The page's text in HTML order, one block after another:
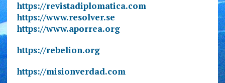
https://revistadiplomatica.com
https://www.resolver.se
https://www.aporrea.org
https://rebelion.org
https://misionverdad.com